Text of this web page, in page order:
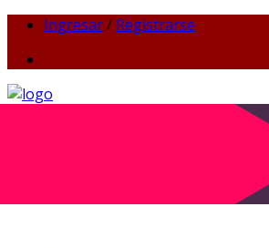
Ingresar/ Registrarse